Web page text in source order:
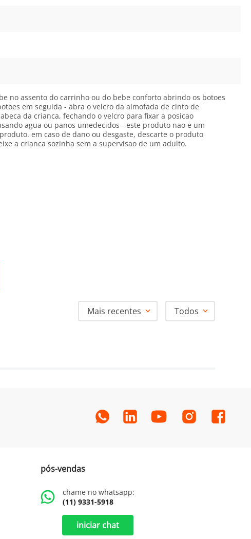
no assento do carrinho ou do bebe conforto abrindo os botoes
em seguida - abra o velcro da almofada de cinto de
da crianca, fechando o velcro para fixar a posicao
agua ou panos umedecidos - este produto nao e um
em caso de dano ou desgaste, descarte o produto
a crianca sozinha sem a supervisao de um adulto.
Mais recentes Todos
pós-vendas
chame no whatsapp:
(11) 9331-5918
iniciar chat